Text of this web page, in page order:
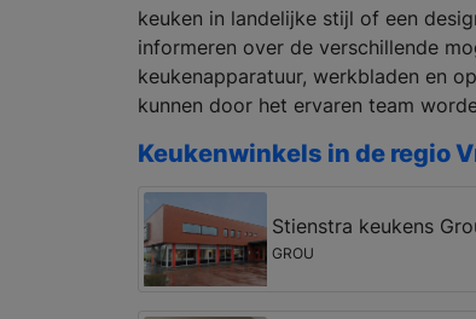
keuken in landelijke stijl of een
informeren over de verschillende
keukenapparatuur, werkbladen en
kunnen door het ervaren team
Keukenwinkels in de regio
Stienstra keukens
GROU